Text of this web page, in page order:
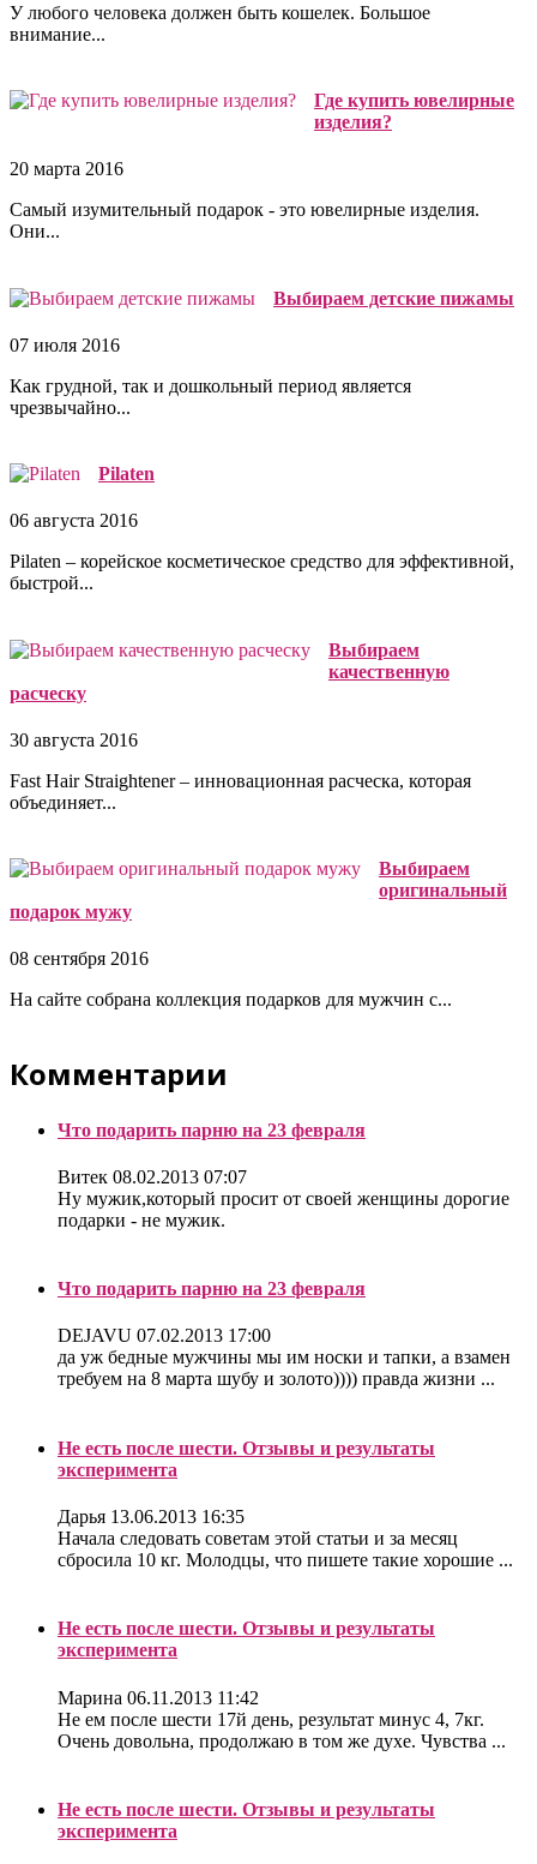
У любого человека должен быть кошелек. Большое
внимание...
Где купить ювелирные
изделия?
20 марта 2016
Самый изумительный подарок - это ювелирные изделия.
Они...
Выбираем детские пижамы
07 июля 2016
Как грудной, так и дошкольный период является
чрезвычайно...
Pilaten
06 августа 2016
Pilaten – корейское косметическое средство для эффективной,
быстрой...
Выбираем
качественную
расческу
30 августа 2016
Fast Hair Straightener – инновационная расческа, которая
объединяет...
Выбираем
оригинальный
подарок мужу
08 сентября 2016
На сайте собрана коллекция подарков для мужчин с...
Комментарии
Что подарить парню на 23 февраля
Витек 08.02.2013 07:07
Ну мужик,который просит от своей женщины дорогие
подарки - не мужик.
Что подарить парню на 23 февраля
DEJAVU 07.02.2013 17:00
да уж бедные мужчины мы им носки и тапки, а взамен
требуем на 8 марта шубу и золото)))) правда жизни ...
Не есть после шести. Отзывы и результаты
эксперимента
Дарья 13.06.2013 16:35
Начала следовать советам этой статьи и за месяц
сбросила 10 кг. Молодцы, что пишете такие хорошие ...
Не есть после шести. Отзывы и результаты
эксперимента
Марина 06.11.2013 11:42
Не ем после шести 17й день, результат минус 4, 7кг.
Очень довольна, продолжаю в том же духе. Чувства ...
Не есть после шести. Отзывы и результаты
эксперимента